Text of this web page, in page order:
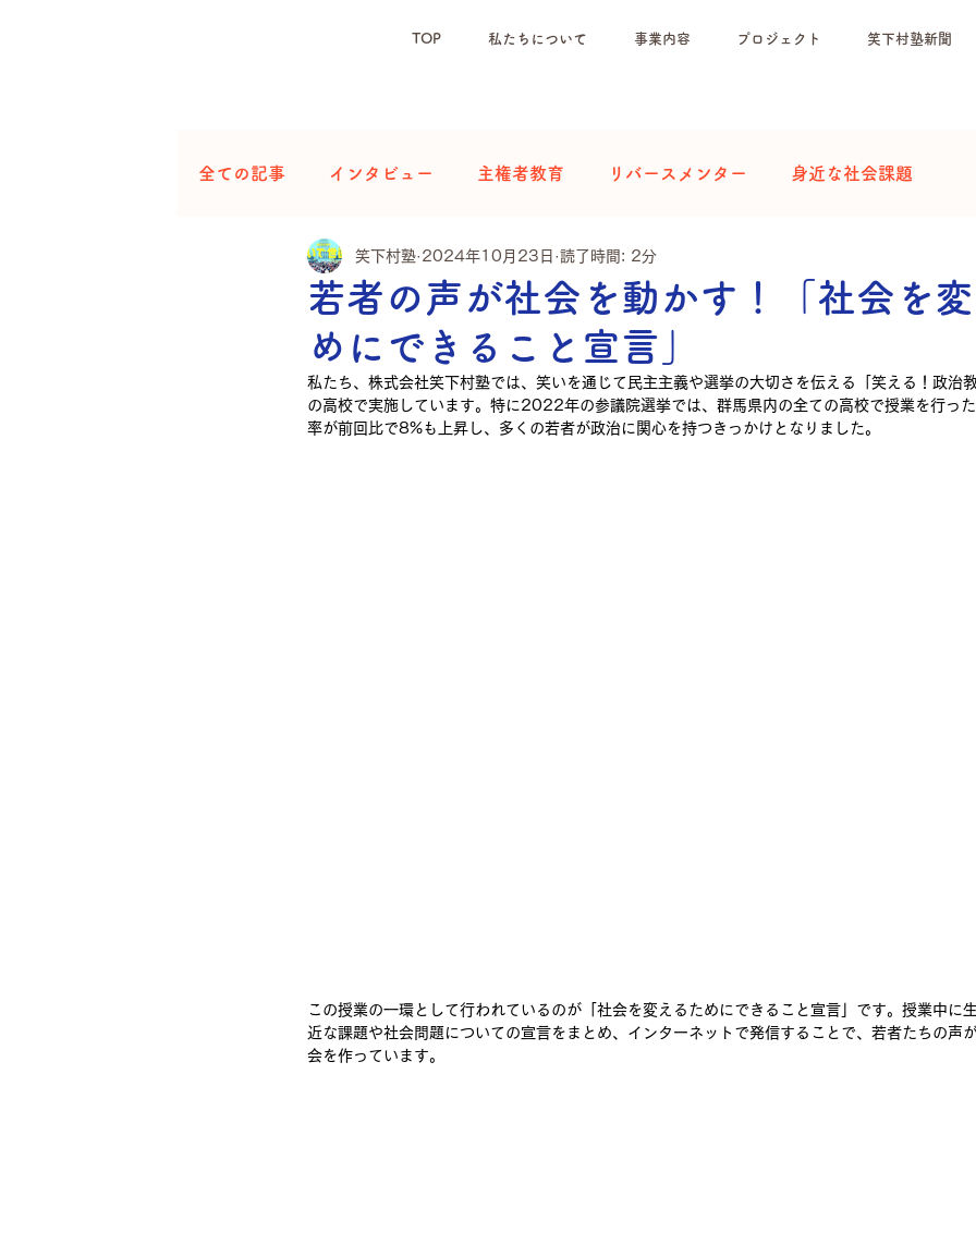
TOP 私たちについて 事業内容 プロジェクト 笑下村塾新聞
全ての記事 インタビュー 主権者教育 リバースメンター 身近な社会課題
若者の声が社会を動かす！「社会を
めにできること宣言」
笑下村塾 2024年10月23日 読了時間: 2分
私たち、株式会社笑下村塾では、笑いを通じて民主主義や選挙の大切さを伝える「笑える！政治
の高校で実施しています。特に2022年の参議院選挙では、群馬県内の全ての高校で授業を行っ
率が前回比で8%も上昇し、多くの若者が政治に関心を持つきっかけとなりました。
この授業の一環として行われているのが「社会を変えるためにできること宣言」です。授業中に
近な課題や社会問題についての宣言をまとめ、インターネットで発信することで、若者たちの声
会を作っています。